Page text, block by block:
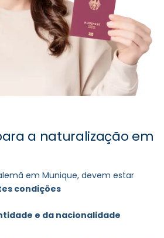
a naturalização em
em Munique, devem estar
condições
e da nacionalidade